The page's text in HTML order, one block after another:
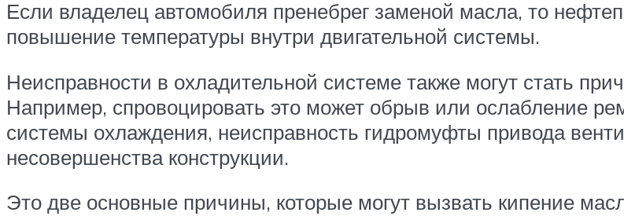
Если владелец автомобиля пренебрег заменой масла, то
повышение температуры внутри двигательной системы.
Неисправности в охладительной системе также могут стать
Например, спровоцировать это может обрыв или ослабление
системы охлаждения, неисправность гидромуфты привода
несовершенства конструкции.
Это две основные причины, которые могут вызвать кипение